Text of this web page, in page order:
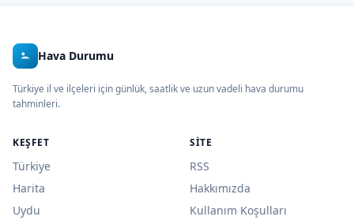
Hava Durumu
Türkiye il ve ilçeleri için günlük, saatlik ve uzun vadeli hava durumu
tahminleri.
KEŞFET
Türkiye
Harita
Uydu
SITE
RSS
Hakkımızda
Kullanım Koşulları